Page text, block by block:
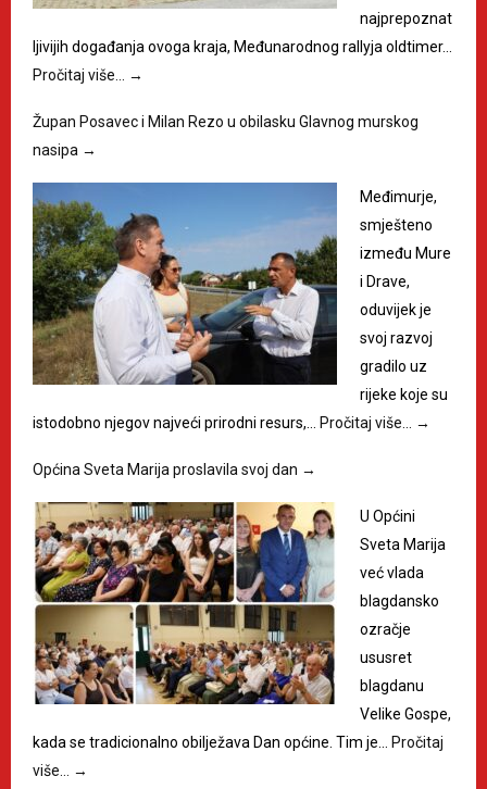
najprepoznat
ljivijih događanja ovoga kraja, Međunarodnog rallyja oldtimer…
Pročitaj više…
→
Župan Posavec i Milan Rezo u obilasku Glavnog murskog
nasipa →
Međimurje,
smješteno
između Mure
i Drave,
oduvijek je
svoj razvoj
gradilo uz
rijeke koje su
istodobno njegov najveći prirodni resurs,…
Pročitaj više… →
Općina Sveta Marija proslavila svoj dan →
U Općini
Sveta Marija
već vlada
blagdansko
ozračje
ususret
blagdanu
Velike Gospe,
kada se tradicionalno obilježava Dan općine. Tim je…
Pročitaj
više…
→